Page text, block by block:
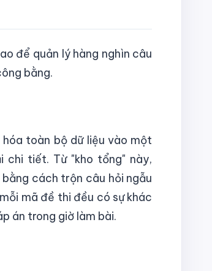
để quản lý hàng nghìn câu
bằng.
toàn bộ dữ liệu vào một
chi tiết. Từ "kho tổng" này,
cách trộn câu hỏi ngẫu
mã đề thi đều có sự khác
án trong giờ làm bài.